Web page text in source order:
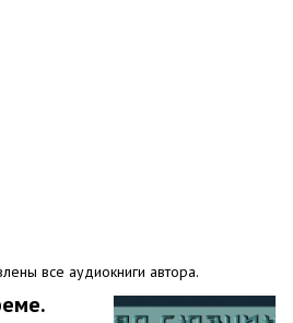
все аудиокниги автора.